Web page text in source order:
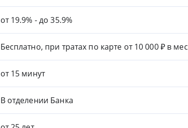
от 19.9% - до 35.9%
Бесплатно, при тратах по карте от 10 000 ₽ в
от 15 минут
В отделении Банка